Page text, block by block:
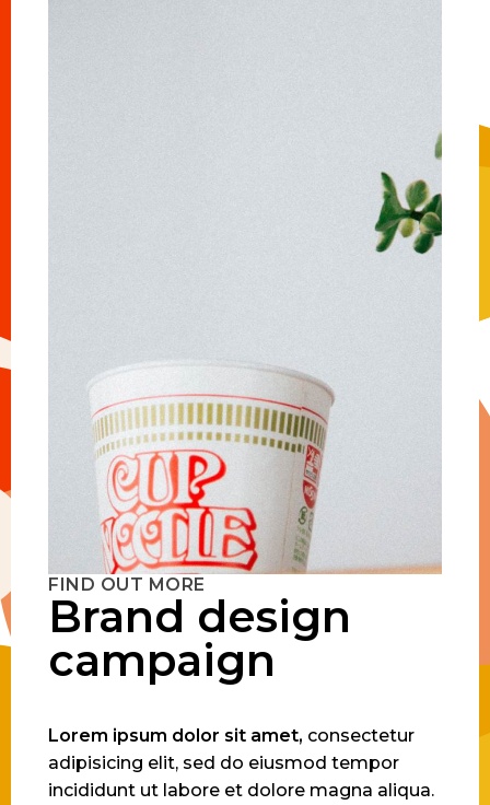
FIND OUT MORE
Brand design
campaign
Lorem ipsum dolor sit amet, consectetur
adipisicing elit, sed do eiusmod tempor
incididunt ut labore et dolore magna aliqua.